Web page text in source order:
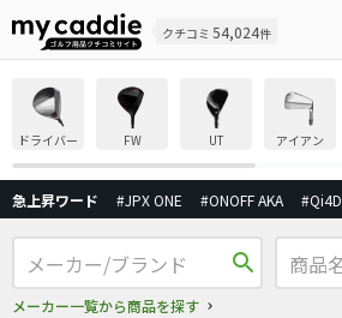
クチコミ 54,024件
ドライバー FW UT アイアン
急上昇ワード #JPX ONE #ONOFF AKA #Qi4D
search
メーカー一覧から商品を探す